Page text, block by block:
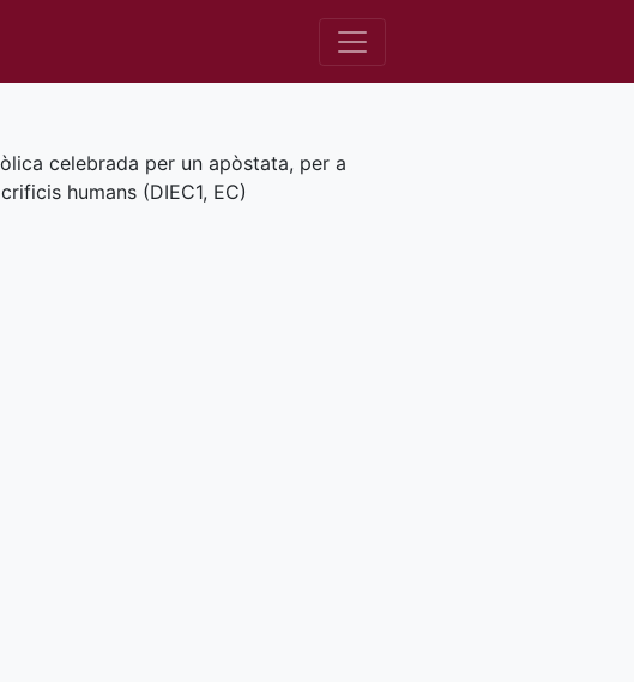
celebrada per un apòstata, per a
humans (DIEC1, EC)